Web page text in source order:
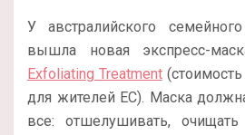
У австралийского
вышла новая экспресс-
Exfoliating Treatment(стоимость
для жителей ЕС). Маска
все: отшелушивать,